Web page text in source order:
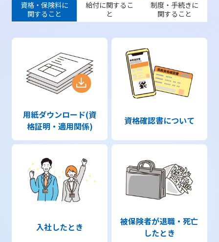
資格・保険料に
関すること
給付に関するこ
と
制度・手続きに
関すること
用紙ダウンロード(資
格証明・適用関係)
資格確認書について
入社したとき
被保険者が退職・死亡
したとき